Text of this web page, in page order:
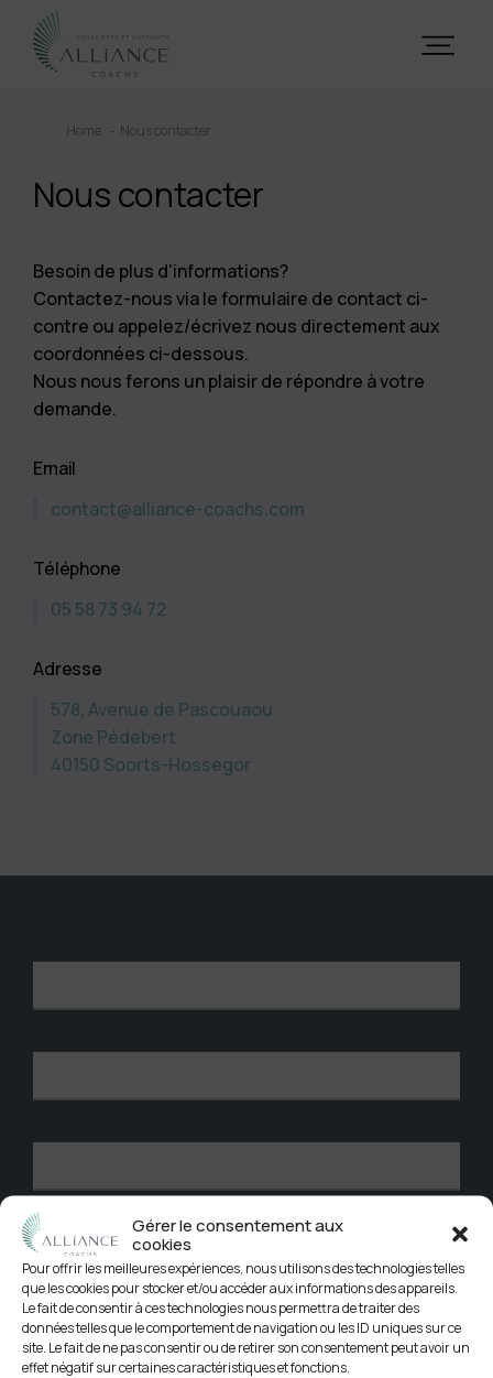
Gérer le consentement aux
cookies
Pour offrir les meilleures expériences, nous utilisons des technologies telles
que les cookies pour stocker et/ou accéder aux informations des appareils.
Le fait de consentir à ces technologies nous permettra de traiter des
données telles que le comportement de navigation ou les ID uniques sur ce
site. Le fait de ne pas consentir ou de retirer son consentement peut avoir un
effet négatif sur certaines caractéristiques et fonctions.
Home Nous contacter
Nous contacter
Besoin de plus d'informations?
Contactez-nous via le formulaire de contact ci-
contre ou appelez/écrivez nous directement aux
coordonnées ci-dessous.
Nous nous ferons un plaisir de répondre à votre
demande.
Email
contact@alliance-coachs.com
Téléphone
05 58 73 94 72
Adresse
578, Avenue de Pascouaou
Zone Pédebert
40150 Soorts-Hossegor